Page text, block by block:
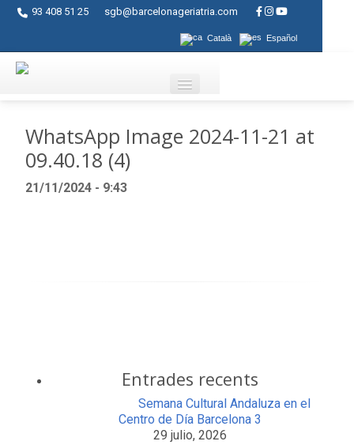
93 408 51 25 sgb@barcelonageriatria.com
Català Español
Servicios
Actividades
WhatsApp Image 2024-11-21 at
09.40.18 (4)
21/11/2024 - 9:43
Entrades recents
Semana Cultural Andaluza en el
Centro de Día Barcelona 3
29 julio, 2026